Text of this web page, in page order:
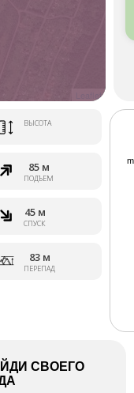
Leaflet
ВЫСОТА
85 м
ПОДЪЕМ
45 м
СПУСК
83 м
ПЕРЕПАД
m
СВОЕГО